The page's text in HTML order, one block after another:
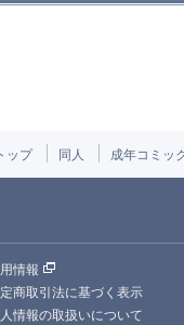
ップ 同人 成年コミッ
情報
商取引法に基づく表示
情報の取扱いについて